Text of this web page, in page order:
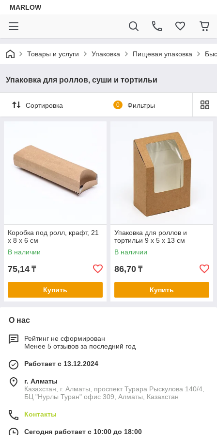
MARLOW
Товары и услуги Упаковка Пищевая упаковка
Упаковка для роллов, суши и тортильи
Сортировка 0 Фильтры
Коробка под ролл, крафт, 21
х 8 х 6 см
В наличии
75,14 ₸
Купить
Упаковка для роллов и
тортильи 9 х 5 х 13 см
В наличии
86,70 ₸
Купить
О нас
Рейтинг не сформирован
Менее 5 отзывов за последний год
Работает с 13.12.2024
г. Алматы
Казахстан, г. Алматы, проспект Турара Рыскулова 140/4,
БЦ "Нурлы Туран" офис 309, Алматы, Казахстан
Контакты
Сегодня работает с 10:00 до 18:00